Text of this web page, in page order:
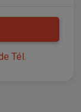
Tél.